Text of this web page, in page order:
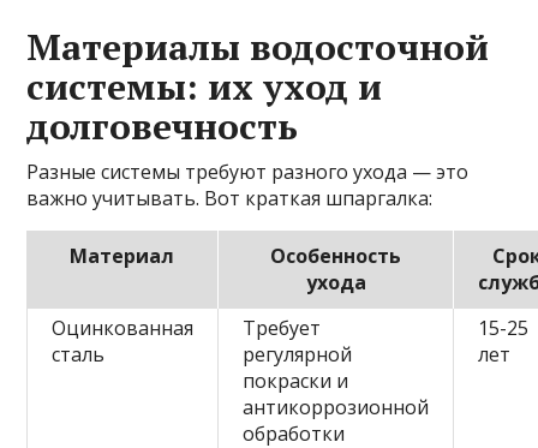
Материалы водосточной
системы: их уход и
долговечность
Разные системы требуют разного ухода — это
важно учитывать. Вот краткая шпаргалка:
Материал
Особенность
ухода
Оцинкованная
сталь
Требует
регулярной
покраски и
антикоррозионной
обработки
15-25
лет